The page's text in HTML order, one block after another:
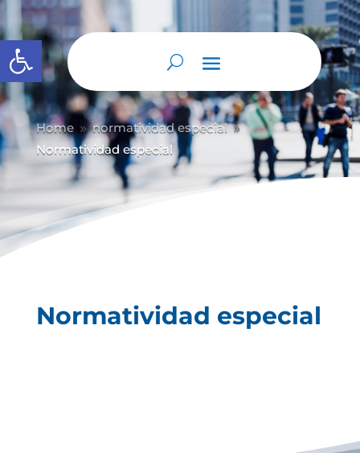
Abrir barra de herramientas
Home 9 normatividad especial 9
Normatividad especial
Normatividad especial